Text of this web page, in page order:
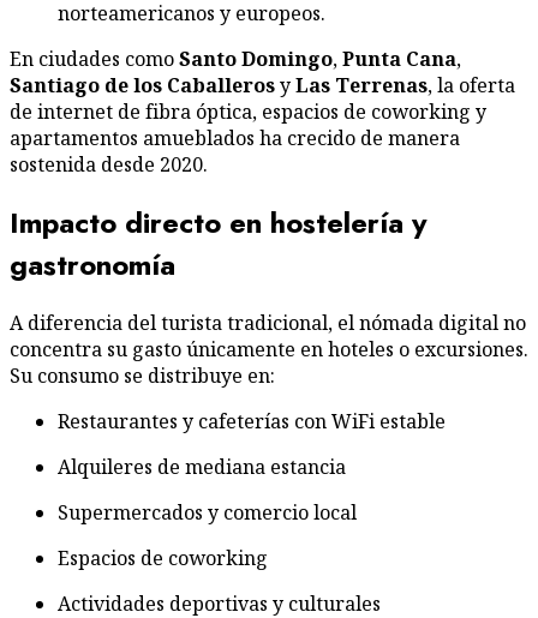
norteamericanos y europeos.
En ciudades comoSanto Domingo,Punta Cana,
Santiago de los CaballerosyLas Terrenas, la oferta
de internet de fibra óptica, espacios de coworking y
apartamentos amueblados ha crecido de manera
sostenida desde 2020.
Impacto directo en hostelería y
gastronomía
A diferencia del turista tradicional, el nómada digital no
concentra su gasto únicamente en hoteles o excursiones.
Su consumo se distribuye en:
Restaurantes y cafeterías con WiFi estable
Alquileres de mediana estancia
Supermercados y comercio local
Espacios de coworking
Actividades deportivas y culturales